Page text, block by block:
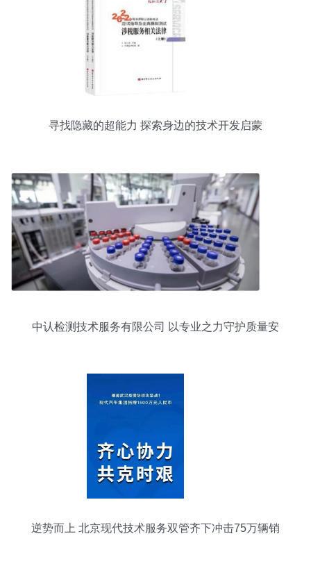
寻找隐藏的超能力 探索身边的技术开发启蒙
中认检测技术服务有限公司 以专业之力守护质量安
逆势而上 北京现代技术服务双管齐下冲击75万辆销